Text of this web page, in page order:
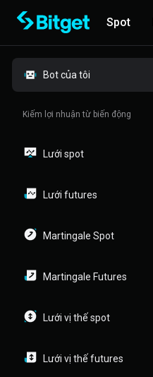
Spot
Bot của tôi
Kiếm lợi nhuận từ biến động
Lưới spot
Lưới futures
Martingale Spot
Martingale Futures
Lưới vị thế spot
Lưới vị thế futures